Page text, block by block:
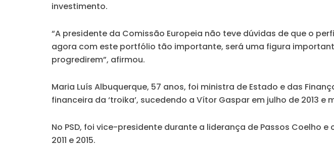
investimento.
“A presidente da Comissão Europeia não teve dúvidas de que o
agora com este portfólio tão importante, será uma figura
progredirem”, afirmou.
Maria Luís Albuquerque, 57 anos, foi ministra de Estado e das
financeira da ‘troika’, sucedendo a Vítor Gaspar em julho de 2013
No PSD, foi vice-presidente durante a liderança de Passos Coelho
2011 e 2015.